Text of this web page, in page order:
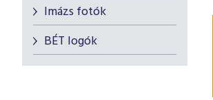
Imázs fotók
BÉT logók